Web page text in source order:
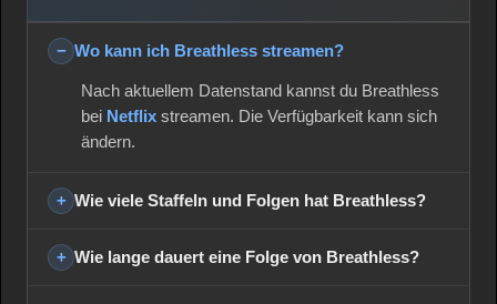
Wo kann ich Breathless streamen?
Nach aktuellem Datenstand kannst du Breathless
bei Netflix streamen. Die Verfügbarkeit kann sich
ändern.
Wie viele Staffeln und Folgen hat Breathless?
Wie lange dauert eine Folge von Breathless?